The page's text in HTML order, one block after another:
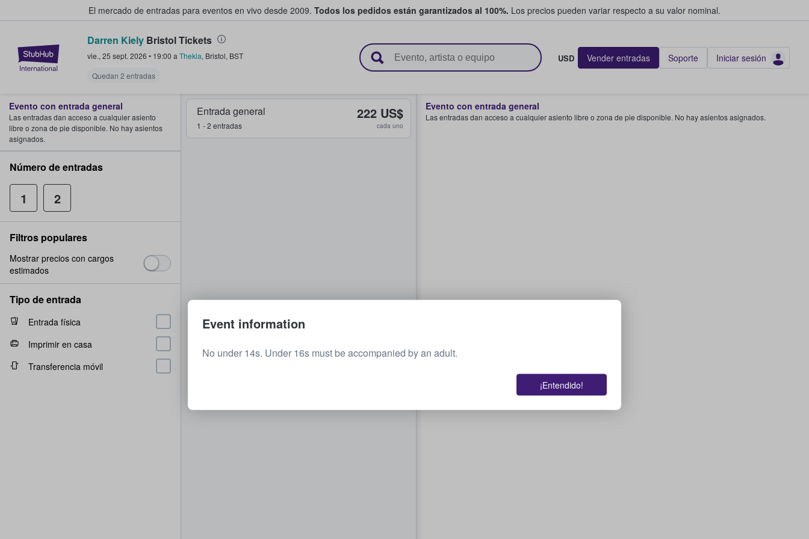
El mercado de entradas para eventos en vivo desde 2009. Todos los pedidos están garantizados al 100%. Los precios pueden variar respecto a su valor nominal.
StubHub: compra y venta de entradas entre fans
Darren Kiely Bristol Tickets
vie., 25 sept. 2026 • 19:00 a Thekla, Bristol, BST
Quedan 2 entradas
USD Vender entradas Soporte Iniciar sesión
Entrada general
1 - 2 entradas
222 US$
cada uno
Evento con entrada general
Las entradas dan acceso a cualquier asiento libre o zona de pie disponible. No hay asientos asignados.
Evento con entrada general
Las entradas dan acceso a cualquier asiento
libre o zona de pie disponible. No hay asientos
asignados.
Número de entradas
1 2
Filtros populares
Mostrar precios con cargos
estimados
Tipo de entrada
Entrada física
Imprimir en casa
Transferencia móvil
Event information
No under 14s. Under 16s must be accompanied by an adult.
¡Entendido!